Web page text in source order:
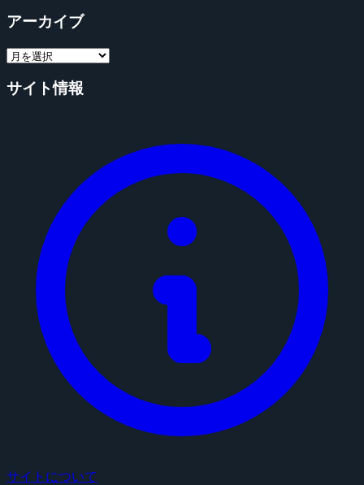
アーカイブ
サイト情報
サイトについて